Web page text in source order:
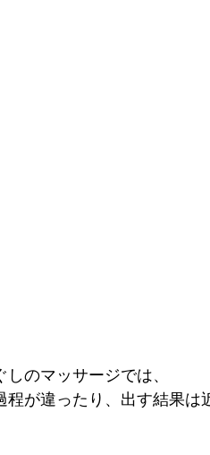
のマッサージでは、
が違ったり、出す結果は